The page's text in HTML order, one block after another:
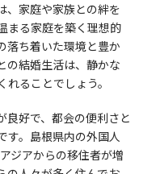
、家庭や家族との絆を
まる家庭を築く理想的
落ち着いた環境と豊か
の結婚生活は、静かな
ることでしょう。
良好で、都会の便利さと
す。島根県内の外国人
ジアからの移住者が増